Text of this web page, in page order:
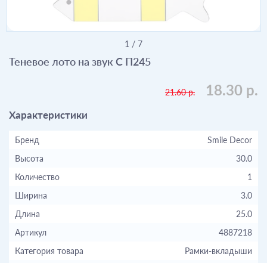
1 / 7
Теневое лото на звук С П245
21.60 р. 18.30 р.
Характеристики
Бренд
Smile Decor
Высота
30.0
Количество
1
Ширина
3.0
Длина
25.0
Артикул
4887218
Категория товара
Рамки-вкладыши